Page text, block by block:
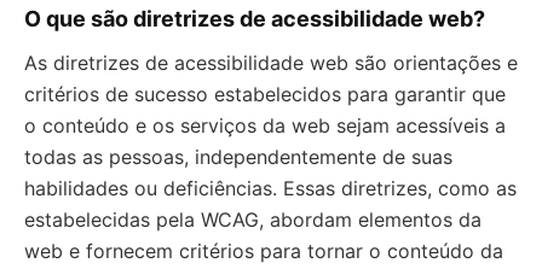
O que são diretrizes de acessibilidade web?
As diretrizes de acessibilidade web são orientações e
critérios de sucesso estabelecidos para garantir que
o conteúdo e os serviços da web sejam acessíveis a
todas as pessoas, independentemente de suas
habilidades ou deficiências. Essas diretrizes, como as
estabelecidas pela WCAG, abordam elementos da
web e fornecem critérios para tornar o conteúdo da